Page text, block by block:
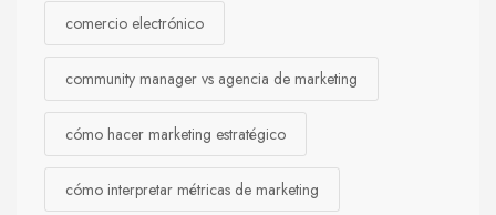
comercio electrónico
community manager vs agencia de marketing
cómo hacer marketing estratégico
cómo interpretar métricas de marketing